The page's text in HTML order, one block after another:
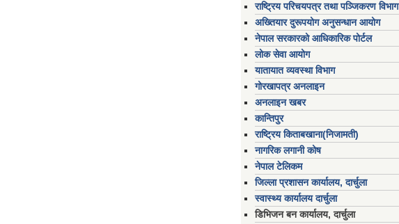
राष्ट्रिय परिचयपत्र तथा पञ्जिकरण विभाग
अख्तियार दुरूपयोग अनुसन्धान आयोग
नेपाल सरकारको आधिकारिक पोर्टल
लोक सेवा आयोग
यातायात व्यवस्था विभाग
गोरखापत्र अनलाइन
अनलाइन खबर
कान्तिपुर
राष्ट्रिय किताबखाना(निजामती)
नागरिक लगानी कोष
नेपाल टेलिकम
जिल्ला प्रशासन कार्यालय, दार्चुला
स्वास्थ्य कार्यालय दार्चुला
डिभिजन बन कार्यालय, दार्चुला